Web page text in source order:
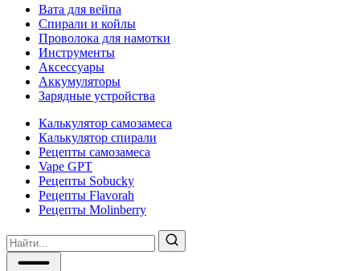
Вата для вейпа
Спирали и койлы
Проволока для намотки
Инструменты
Аксесcуары
Аккумуляторы
Зарядные устройства
Калькулятор самозамеса
Калькулятор спирали
Рецепты самозамеса
Vape GPT
Рецепты Sobucky
Рецепты Flavorah
Рецепты Molinberry